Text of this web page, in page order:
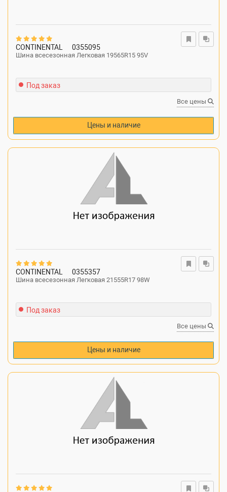
CONTINENTAL 0355095
Шина всесезонная Легковая 19565R15 95V
Под заказ
Все цены
Цены и наличие
CONTINENTAL 0355357
Шина всесезонная Легковая 21555R17 98W
Под заказ
Все цены
Цены и наличие